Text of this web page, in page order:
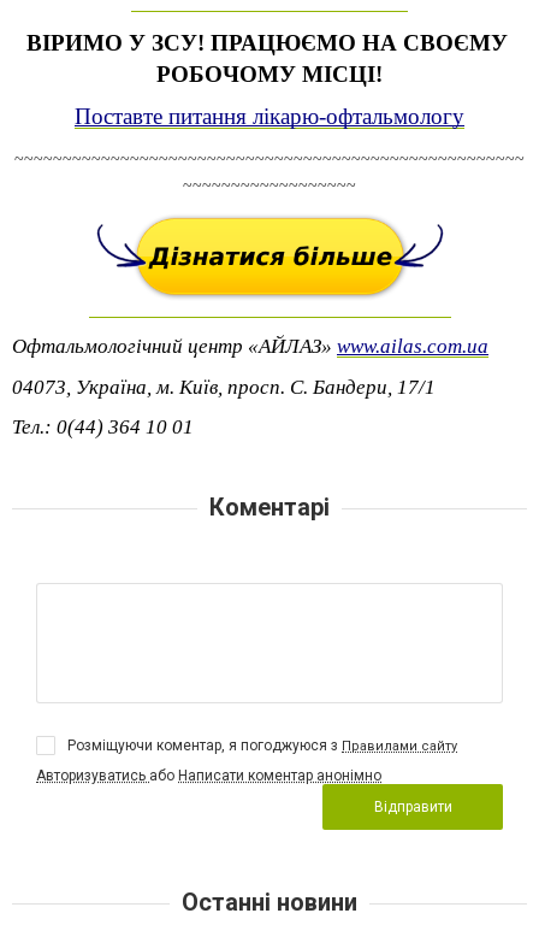
ВІРИМО У ЗСУ! ПРАЦЮЄМО НА СВОЄМУ
РОБОЧОМУ МІСЦІ!
Поставте питання лікарю-офтальмологу
~~~~~~~~~~~~~~~~~~~~~~~~~~~~~~~~~~~~~~~~~~~~~~~~~~~~~
~~~~~~~~~~~~~~~~~~
Офтальмологічний центр «АЙЛАЗ» www.ailas.com.ua
04073, Україна, м. Київ, просп. С. Бандери, 17/1
Тел.: 0(44) 364 10 01
Коментарі
Розміщуючи коментар, я погоджуюся з Правилами сайту
Авторизуватись або Написати коментар анонімно
Відправити
Останні новини